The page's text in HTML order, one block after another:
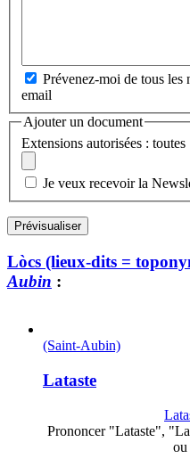
Prévenez-moi de tous les
email
Ajouter un document
Extensions autorisées : toutes
Je veux recevoir la
Lòcs (lieux-dits =
Aubin :
(Saint-Aubin)
Lataste
Prononcer "Lataste",